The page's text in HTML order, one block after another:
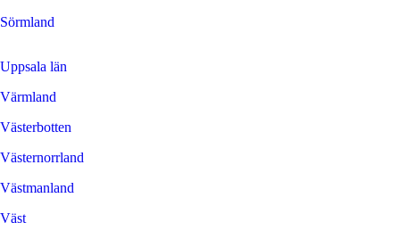
Sörmland
Uppsala län
Värmland
Västerbotten
Västernorrland
Västmanland
Väst